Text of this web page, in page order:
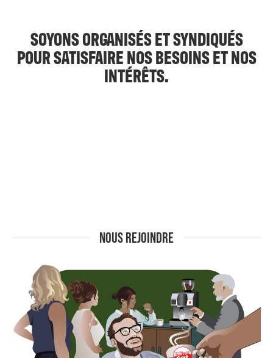
SOYONS ORGANISÉS ET SYNDIQUÉS
POUR SATISFAIRE NOS BESOINS ET NOS
INTÉRÊTS.
NOUS REJOINDRE